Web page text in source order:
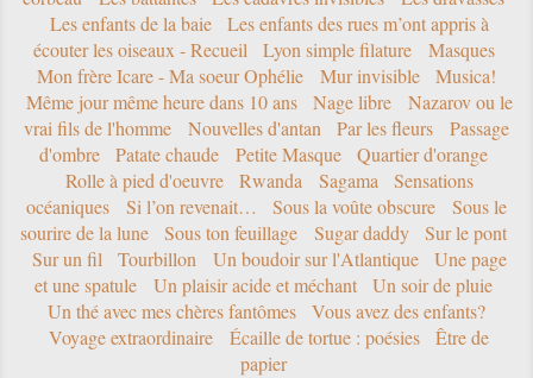
Les enfants de la baie
Les enfants des rues m’ont appris à
écouter les oiseaux - Recueil
Lyon simple filature
Masques
Mon frère Icare - Ma soeur Ophélie
Mur invisible
Musica!
Même jour même heure dans 10 ans
Nage libre
Nazarov ou le
vrai fils de l'homme
Nouvelles d'antan Par les fleurs
Passage
d'ombre
Patate chaude Petite Masque
Quartier d'orange
Rolle à pied d'oeuvre
Rwanda Sagama
Sensations
océaniques
Si l’on revenait… Sous la voûte obscure
Sous le
sourire de la lune
Sous ton feuillage Sugar daddy
Sur le pont
Sur un fil
Tourbillon Un boudoir sur l'Atlantique
Une page
et une spatule
Un plaisir acide et méchant
Un soir de pluie
Un thé avec mes chères fantômes
Vous avez des enfants?
Voyage extraordinaire
Écaille de tortue : poésies
Être de
papier